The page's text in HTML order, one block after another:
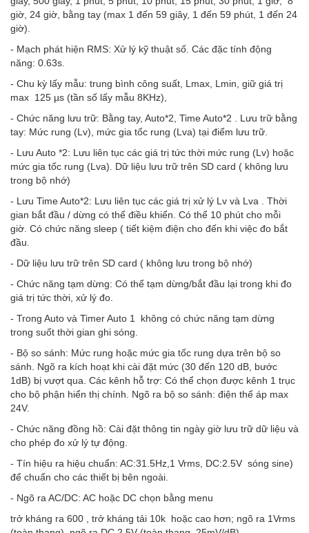
giờ, 24 giờ, bằng tay (max 1 đến 59 giây, 1 đến 59 phút, 1 đến 24
giờ).
- Mạch phát hiện RMS: Xử lý kỹ thuật số. Các đặc tính động
năng: 0.63s.
- Chu kỳ lấy mẫu: trung bình công suất, Lmax, Lmin, giữ giá trị
max 125 µs (tần số lấy mẫu 8KHz),
- Chức năng lưu trữ: Bằng tay, Auto*2, Time Auto*2 . Lưu trữ bằng
tay: Mức rung (Lv), mức gia tốc rung (Lva) tại điểm lưu trữ.
- Lưu Auto *2: Lưu liên tục các giá trị tức thời mức rung (Lv) hoặc
mức gia tốc rung (Lva). Dữ liệu lưu trữ trên SD card ( không lưu
trong bộ nhớ)
- Lưu Time Auto*2: Lưu liên tục các giá trị xử lý Lv và Lva . Thời
gian bắt đầu / dừng có thể điều khiển. Có thể 10 phút cho mỗi
giờ. Có chức năng sleep ( tiết kiệm điện cho đến khi việc đo bắt
đầu.
- Dữ liệu lưu trữ trên SD card ( không lưu trong bộ nhớ)
- Chức năng tạm dừng: Có thể tạm dừng/bắt đầu lại trong khi đo
giá trị tức thời, xử lý đo.
- Trong Auto và Timer Auto 1 không có chức năng tạm dừng
trong suốt thời gian ghi sóng.
- Bộ so sánh: Mức rung hoặc mức gia tốc rung dựa trên bộ so
sánh. Ngõ ra kích hoạt khi cài đặt mức (30 đến 120 dB, bước
1dB) bị vượt qua. Các kênh hỗ trợ: Có thể chọn được kênh 1 trục
cho bộ phận hiển thị chính. Ngõ ra bộ so sánh: điện thế áp max
24V.
- Chức năng đồng hồ: Cài đặt thông tin ngày giờ lưu trữ dữ liệu và
cho phép đo xử lý tự động.
- Tín hiệu ra hiệu chuẩn: AC:31.5Hz,1 Vrms, DC:2.5V sóng sine)
để chuẩn cho các thiết bị bên ngoài.
- Ngõ ra AC/DC: AC hoặc DC chọn bằng menu
trở kháng ra 600 , trở kháng tải 10k hoặc cao hơn; ngõ ra 1Vrms